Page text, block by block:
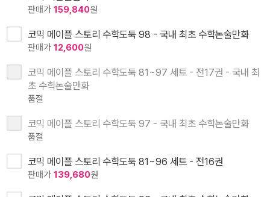
판매가 159,840원
코믹 메이플 스토리 수학도둑 98 - 국내 최초 수학논술만화
판매가 12,600원
코믹 메이플 스토리 수학도둑 81~97 세트 - 전17권 - 국내 최
초 수학논술만화
품절
코믹 메이플 스토리 수학도둑 97 - 국내 최초 수학논술만화
품절
코믹 메이플 스토리 수학도둑 81~96 세트 - 전16권
판매가 139,680원